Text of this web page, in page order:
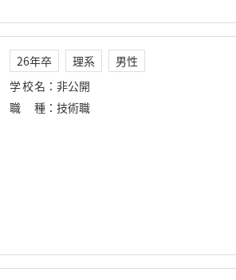
26年卒 理系
男性
学校名 ： 非公開
職種 ： 技術職